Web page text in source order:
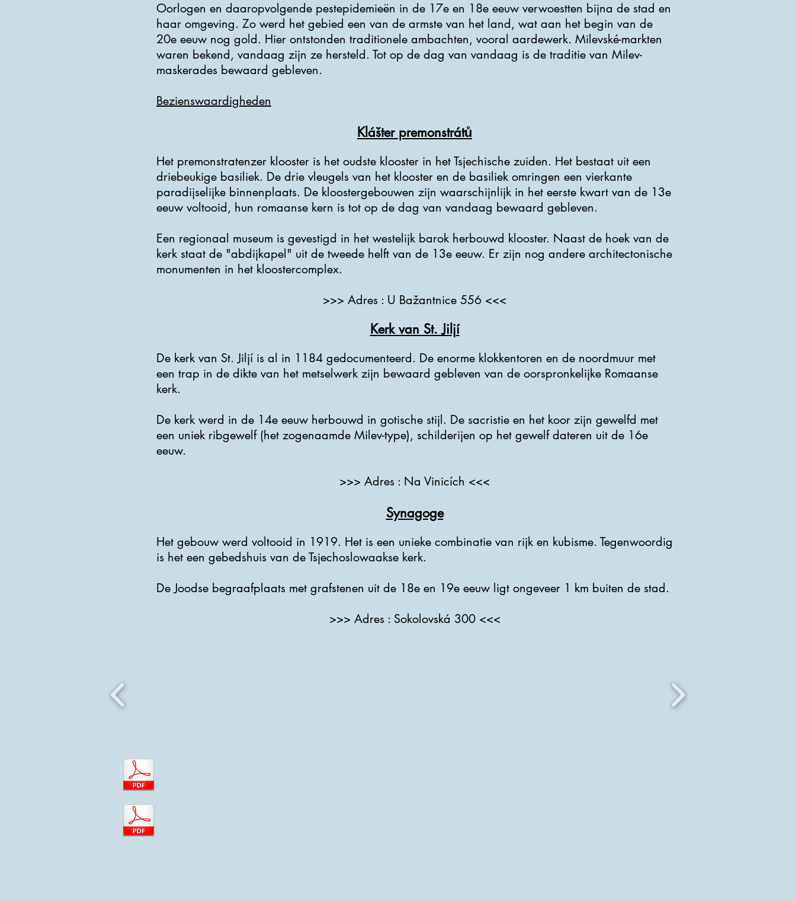
Oorlogen en daaropvolgende pestepidemieën in de 17e en 18e eeuw verwoestten bijna de stad en
haar omgeving. Zo werd het gebied een van de armste van het land, wat aan het begin van de
20e eeuw nog gold. Hier ontstonden traditionele ambachten, vooral aardewerk. Milevské-markten
waren bekend, vandaag zijn ze hersteld. Tot op de dag van vandaag is de traditie van Milev-
maskerades bewaard gebleven.
Bezienswaardigheden
Klášter premonstrátů
Het premonstratenzer klooster is het oudste klooster in het Tsjechische zuiden. Het bestaat uit een
driebeukige basiliek. De drie vleugels van het klooster en de basiliek omringen een vierkante
paradijselijke binnenplaats. De kloostergebouwen zijn waarschijnlijk in het eerste kwart van de 13e
eeuw voltooid, hun romaanse kern is tot op de dag van vandaag bewaard gebleven.
Een regionaal museum is gevestigd in het westelijk barok herbouwd klooster. Naast de hoek van de
kerk staat de "abdijkapel" uit de tweede helft van de 13e eeuw. Er zijn nog andere architectonische
monumenten in het kloostercomplex.
>>> Adres : U Bažantnice 556 <<<
Kerk van St. Jiljí
De kerk van St. Jiljí is al in 1184 gedocumenteerd. De enorme klokkentoren en de noordmuur met
een trap in de dikte van het metselwerk zijn bewaard gebleven van de oorspronkelijke Romaanse
kerk.
De kerk werd in de 14e eeuw herbouwd in gotische stijl. De sacristie en het koor zijn gewelfd met
een uniek ribgewelf (het zogenaamde Milev-type), schilderijen op het gewelf dateren uit de 16e
eeuw.
>>> Adres : Na Vinicích <<<
Synagoge
Het gebouw werd voltooid in 1919. Het is een unieke combinatie van rijk en kubisme. Tegenwoordig
is het een gebedshuis van de Tsjechoslowaakse kerk.
De Joodse begraafplaats met grafstenen uit de 18e en 19e eeuw ligt ongeveer 1 km buiten de stad.
>>> Adres : Sokolovská 300 <<<